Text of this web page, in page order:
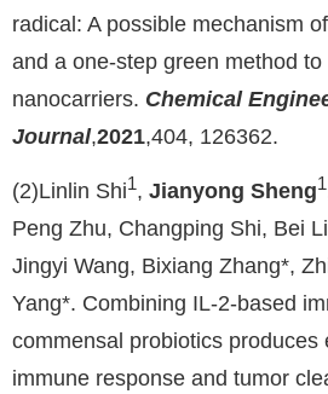
radical: A possible mechanism
and a one-step green method
nanocarriers. Chemical
Journal,2021,404, 126362.
(2)Linlin Shi1, Jianyong Sheng1
Peng Zhu, Changping Shi, Bei
Jingyi Wang, Bixiang Zhang*,
Yang*. Combining IL-2-based
commensal probiotics produces
immune response and tumor